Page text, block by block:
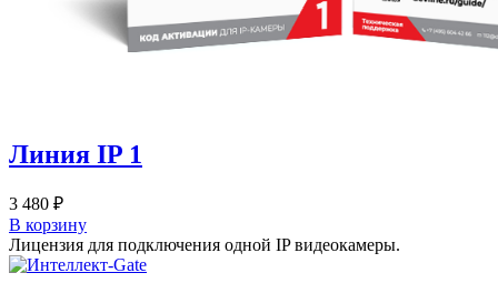
Линия IP 1
3 480 ₽
В корзину
Лицензия для подключения одной IP видеокамеры.